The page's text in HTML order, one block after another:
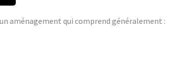
aménagement qui comprend généralement :